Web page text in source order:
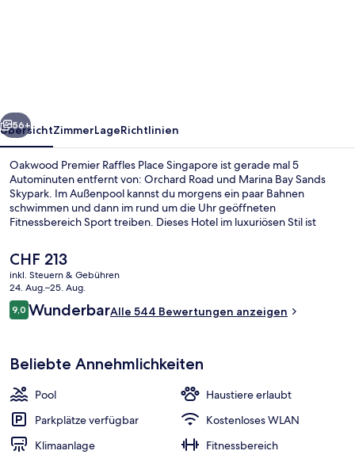
Weiter
56+
ÜbersichtZimmerLageRichtlinien
Oakwood Premier Raffles Place Singapore ist gerade mal 5
Autominuten entfernt von: Orchard Road und Marina Bay Sands
Skypark. Im Außenpool kannst du morgens ein paar Bahnen
schwimmen und dann im rund um die Uhr geöffneten
Fitnessbereich Sport treiben. Dieses Hotel im luxuriösen Stil ist
Casino und Raffles Place. Anderen Reisenden gefallen das
hilfsbereite Personal und die Lage sehr gut. Die Unterkunft ist nur
einen kurzen Fußmarsch von den öffentlichen Verkehrsmitteln
entfernt: Zur U-Bahn läuft man 2 Minuten (U-Bahn-Station Raffles
Place) bzw. 5 Minuten (Telok Ayer Station).
Der
aktuelle
Preis
beträgt
CHF 213.
CHF 213
inkl. Steuern & Gebühren
24. Aug.–25. Aug.
Bewertungen
9,09,0 von 10.
WunderbarAlle 544 Bewertungen anzeigen
Beliebte Annehmlichkeiten
Pool
Haustiere erlaubt
Parkplätze verfügbar
Kostenloses WLAN
Klimaanlage
Fitnessbereich